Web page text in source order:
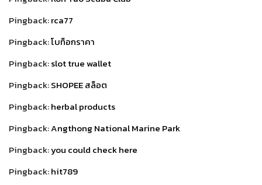
Pingback:rca77
Pingback:โบท็อกราคา
Pingback:slot true wallet
Pingback:SHOPEE สล็อต
Pingback:herbal products
Pingback:Angthong National Marine Park
Pingback:you could check here
Pingback:hit789